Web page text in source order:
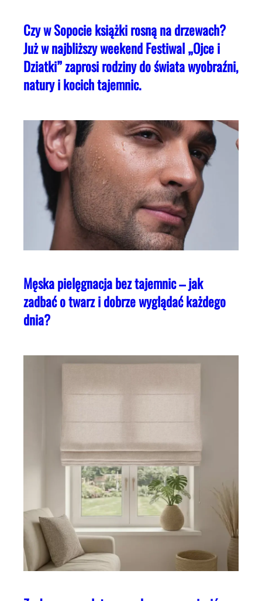
Czy w Sopocie książki rosną na drzewach?
Już w najbliższy weekend Festiwal „Ojce i
Dziatki” zaprosi rodziny do świata wyobraźni,
natury i kocich tajemnic.
Męska pielęgnacja bez tajemnic – jak
zadbać o twarz i dobrze wyglądać każdego
dnia?